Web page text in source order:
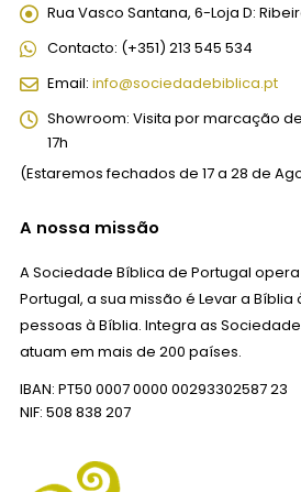
Rua Vasco Santana, 6-Loja D:
Contacto: (+351) 213 545 534
Email: info@sociedadebiblica.pt
Showroom: Visita por marcação
17h
(Estaremos fechados de 17 a 28 de
A nossa missão
A Sociedade Bíblica de Portugal
Portugal, a sua missão é Levar a
pessoas à Bíblia. Integra as
atuam em mais de 200 países.
IBAN: PT50 0007 0000 00293302587 23
NIF: 508 838 207